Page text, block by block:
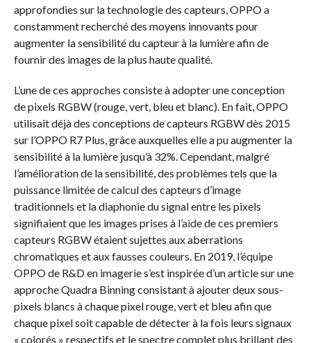
approfondies sur la technologie des capteurs, OPPO a
constamment recherché des moyens innovants pour
augmenter la sensibilité du capteur à la lumière afin de
fournir des images de la plus haute qualité.
L’une de ces approches consiste à adopter une conception
de pixels RGBW (rouge, vert, bleu et blanc). En fait, OPPO
utilisait déjà des conceptions de capteurs RGBW dès 2015
sur l’OPPO R7 Plus, grâce auxquelles elle a pu augmenter la
sensibilité à la lumière jusqu’à 32%. Cependant, malgré
l’amélioration de la sensibilité, des problèmes tels que la
puissance limitée de calcul des capteurs d’image
traditionnels et la diaphonie du signal entre les pixels
signifiaient que les images prises à l’aide de ces premiers
capteurs RGBW étaient sujettes aux aberrations
chromatiques et aux fausses couleurs. En 2019, l’équipe
OPPO de R&D en imagerie s’est inspirée d’un article sur une
approche Quadra Binning consistant à ajouter deux sous-
pixels blancs à chaque pixel rouge, vert et bleu afin que
chaque pixel soit capable de détecter à la fois leurs signaux
« colorés » respectifs et le spectre complet plus brillant des